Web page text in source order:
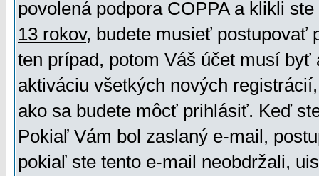
povolená podpora COPPA a klikli
13 rokov, budete musieť postupovať
ten prípad, potom Váš účet musí
aktiváciu všetkých nových
ako sa budete môcť prihlásiť. Keď
Pokiaľ Vám bol zaslaný e-mail,
pokiaľ ste tento e-mail neobdržali,